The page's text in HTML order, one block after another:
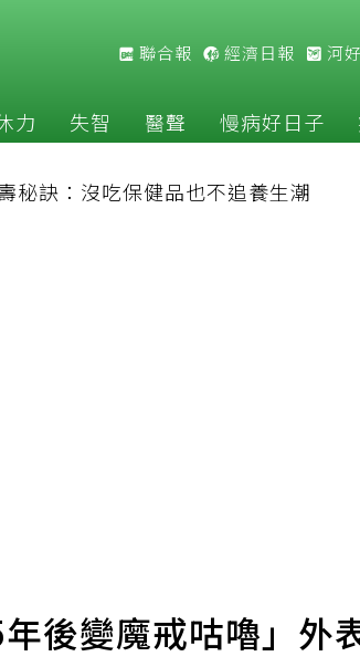
聯合報 經濟日報 河
力 失智 醫聲 慢病好日子
秘訣：沒吃保健品也不追養生潮
後變魔戒咕嚕」外